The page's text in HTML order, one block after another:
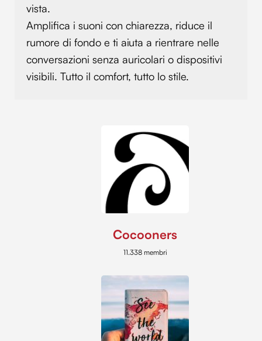
pubblicità e social media, i quali potrebbero combinarle
con altre informazioni che hai fornito loro o che hanno
raccolto dal tuo utilizzo dei loro servizi.
vista.
Amplifica i suoni con chiarezza, riduce il
rumore di fondo e ti aiuta a rientrare nelle
conversazioni senza auricolari o dispositivi
visibili. Tutto il comfort, tutto lo stile.
Cocooners
11.338 membri